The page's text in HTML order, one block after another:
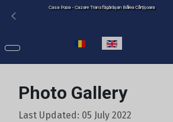
Casa Popa - Cazare Transfăgărășan Bâlea Cârțișoara
Select your language
Photo Gallery
Last Updated: 05 July 2022